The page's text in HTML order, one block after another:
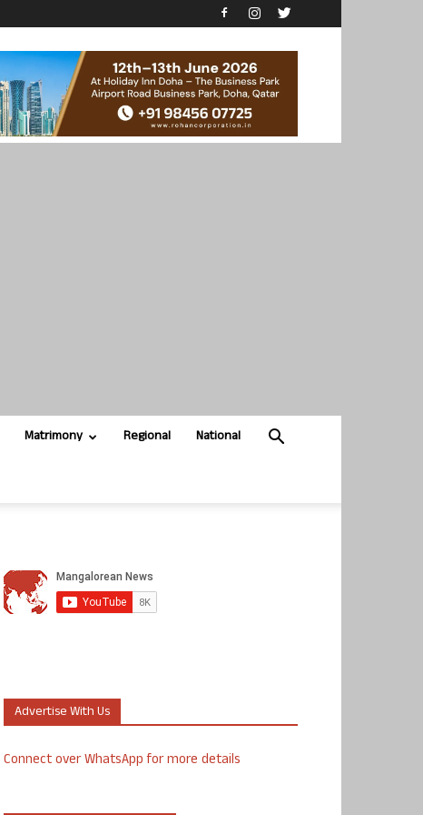
Matrimony Regional National
Advertise With Us
Connect over WhatsApp for more details